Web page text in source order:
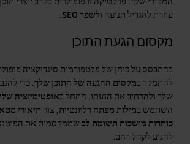
עוזרת להגדיל תנועה ולשפר SEO .
מקסום הגעת התוכן
בהתבסס על כוחן של פלטפורמות סינדיקציה
להתמקד במקסום ההגעה של התוכן שלך. כדי
שלך ולהרחיב את הגעתו, התחל באופטימיזציה
השתמש במילות מפתח רלוונטיות, צורתיאורי
כותרות מושכות תשומת לבשממקסמות את
להגיע לקהל רחב.